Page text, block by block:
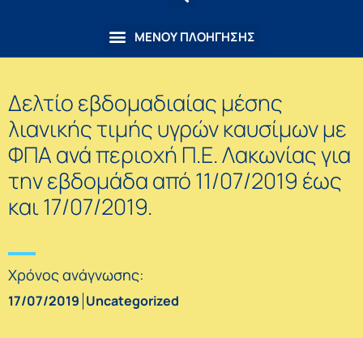
Δελτίο εβδομαδιαίας μέσης
λιανικής τιμής υγρών καυσίμων με
ΦΠΑ ανά περιοχή Π.Ε. Λακωνίας για
την εβδομάδα από 11/07/2019 έως
και 17/07/2019.
Χρόνος ανάγνωσης:
17/07/2019 Uncategorized